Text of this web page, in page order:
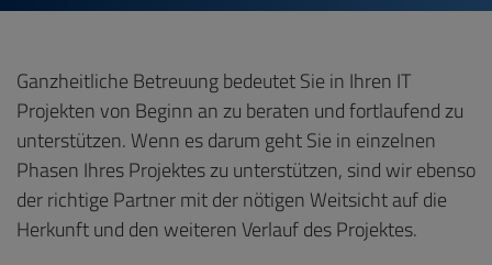
Ganzheitliche Betreuung bedeutet Sie in Ihren IT
Projekten von Beginn an zu beraten und fortlaufend zu
unterstützen. Wenn es darum geht Sie in einzelnen
Phasen Ihres Projektes zu unterstützen, sind wir ebenso
der richtige Partner mit der nötigen Weitsicht auf die
Herkunft und den weiteren Verlauf des Projektes.